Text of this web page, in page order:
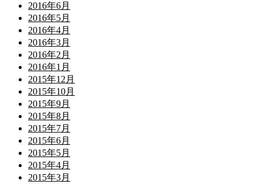
2016年6月
2016年5月
2016年4月
2016年3月
2016年2月
2016年1月
2015年12月
2015年10月
2015年9月
2015年8月
2015年7月
2015年6月
2015年5月
2015年4月
2015年3月